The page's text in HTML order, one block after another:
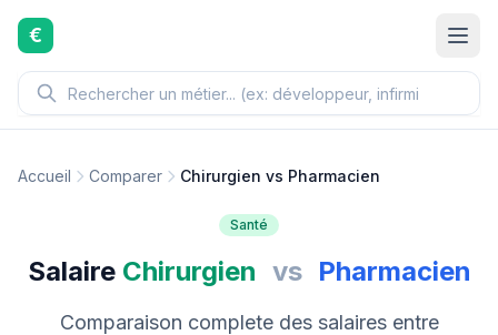
Aller au contenu principal
€
Accueil Comparer Chirurgien vs Pharmacien
Santé
Salaire Chirurgien vs Pharmacien
Comparaison complete des salaires entre